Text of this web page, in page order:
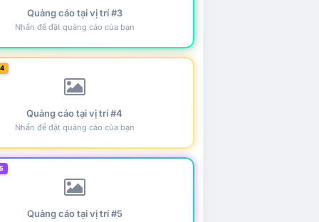
Quảng cáo tại vị trí #3
Nhấn để đặt quảng cáo của bạn
Quảng cáo tại vị trí #4
Nhấn để đặt quảng cáo của bạn
Quảng cáo tại vị trí #5